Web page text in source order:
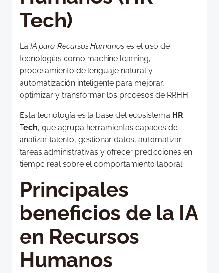
Tech)
La IA para Recursos Humanos es el uso de
tecnologías como machine learning,
procesamiento de lenguaje natural y
automatización inteligente para mejorar,
optimizar y transformar los procesos de RRHH.
Esta tecnología es la base del ecosistema HR
Tech, que agrupa herramientas capaces de
analizar talento, gestionar datos, automatizar
tareas administrativas y ofrecer predicciones en
tiempo real sobre el comportamiento laboral.
Principales
beneficios de la IA
en Recursos
Humanos